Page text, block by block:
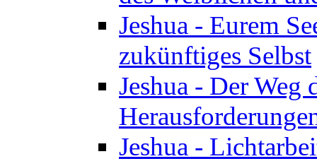
Jeshua - Eurem
zukünftiges Selbst
Jeshua - Der Weg
Jeshua -